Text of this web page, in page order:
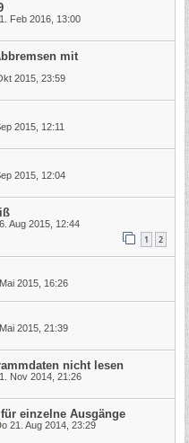
Feb 2016, 13:00
mit
2015, 23:59
2015, 12:11
2015, 12:04
Aug 2015, 12:44
1 2
2015, 16:26
2015, 21:39
nicht lesen
Nov 2014, 21:26
einzelne Ausgänge
21. Aug 2014, 23:29